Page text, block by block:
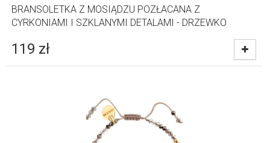
BRANSOLETKA Z MOSIĄDZU POZŁACANA Z
CYRKONIAMI I SZKLANYMI DETALAMI - DRZEWKO
119 zł